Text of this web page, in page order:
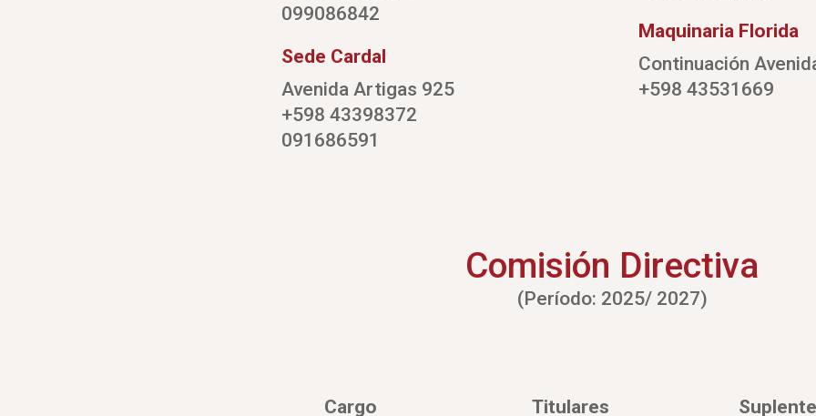
099086842
Sede Cardal
Avenida Artigas 925
+598 43398372
091686591
Maquinaria Florida
Continuación
+598 43531669
Comisión Directiva
(Período: 2025/ 2027)
Cargo Titulares